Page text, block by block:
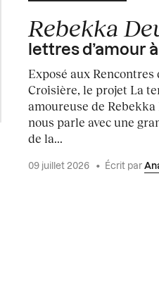
Rebekka
lettres d’amour
Exposé aux Rencontres
Croisière, le projet La
amoureuse de
nous parle avec une
de la...
09 juillet 2026 • Écrit par